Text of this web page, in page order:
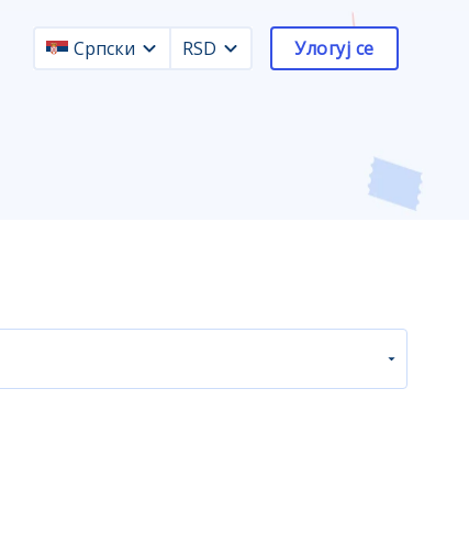
Српски RSD Улогуј се